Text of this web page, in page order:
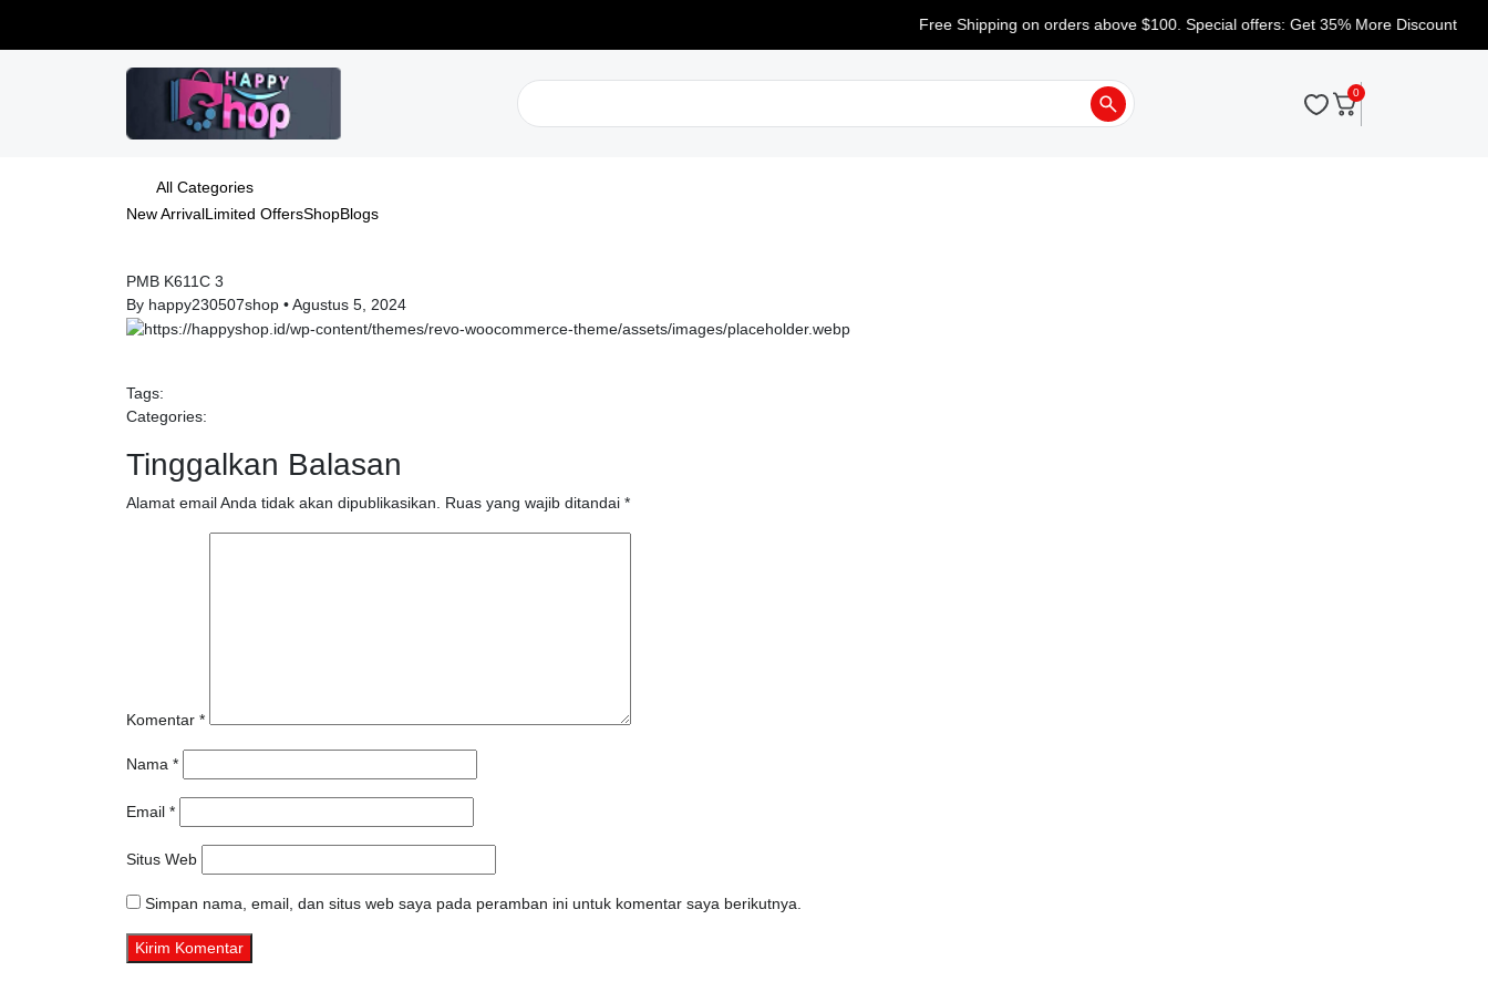
Free Shipping on orders above $100. Special offers: Get 35% More Discount
0
All Categories
New ArrivalLimited OffersShopBlogs
PMB K611C 3
By happy230507shop •Agustus 5, 2024
Tags:
Categories:
Tinggalkan Balasan
Alamat email Anda tidak akan dipublikasikan. Ruas yang wajib ditandai *
Komentar *
Nama *
Email *
Situs Web
Simpan nama, email, dan situs web saya pada peramban ini untuk komentar saya berikutnya.